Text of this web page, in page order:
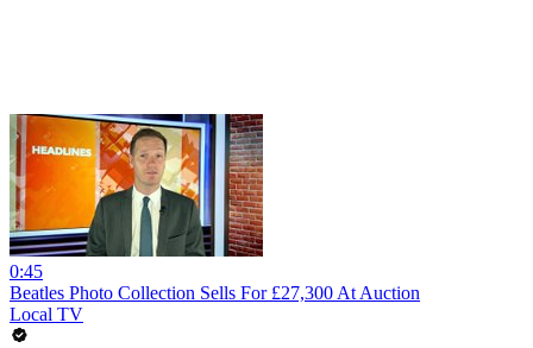
0:45
Beatles Photo Collection Sells For £27,300 At Auction
Local TV